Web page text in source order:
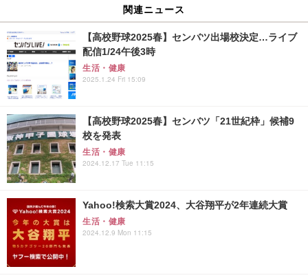
関連ニュース
【高校野球2025春】センバツ出場校決定…ライブ
配信1/24午後3時
生活・健康
2025.1.24 Fri 15:09
【高校野球2025春】センバツ「21世紀枠」候補9
校を発表
生活・健康
2024.12.17 Tue 11:15
Yahoo!検索大賞2024、大谷翔平が2年連続大賞
生活・健康
2024.12.9 Mon 11:15